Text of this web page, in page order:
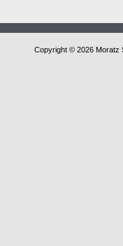
Copyright © 2026 Moratz